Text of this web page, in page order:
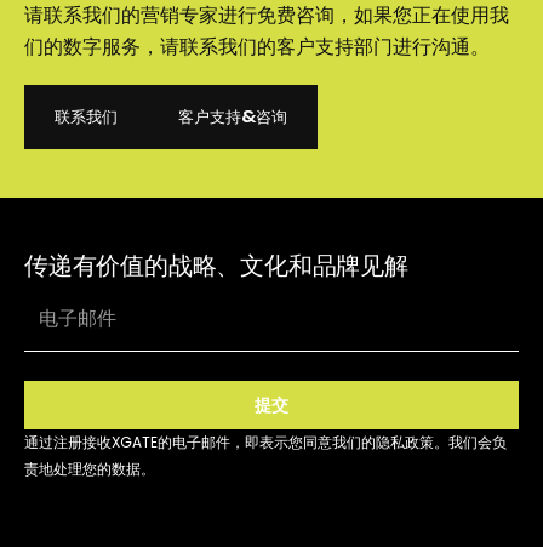
请联系我们的营销专家进行免费咨询，如果您正在使用我
们的数字服务，请联系我们的客户支持部门进行沟通。
联系我们
客户支持&咨询
传递有价值的战略、文化和品牌见解
提交
通过注册接收XGATE的电子邮件，即表示您同意我们的隐私政策。我们会负
责地处理您的数据。